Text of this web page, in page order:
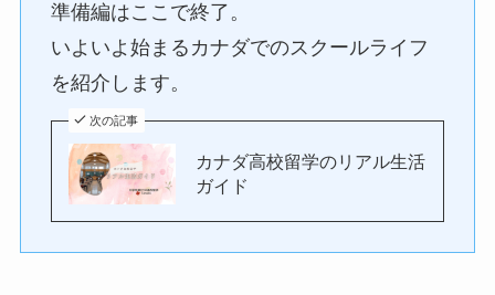
準備編はここで終了。
いよいよ始まるカナダでのスクールライフ
を紹介します。
次の記事
カナダ高校留学のリアル生活
ガイド